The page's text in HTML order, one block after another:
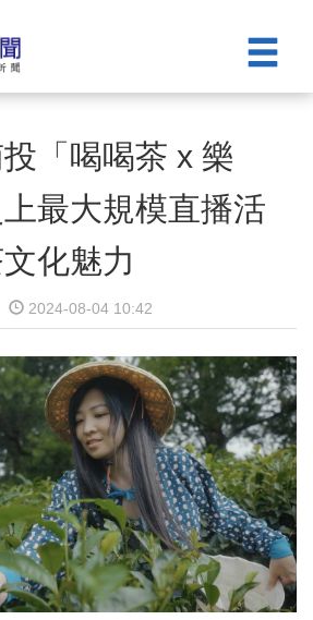
「喝喝茶 x 樂
最大規模直播活
化魅力
2024-08-04 10:42